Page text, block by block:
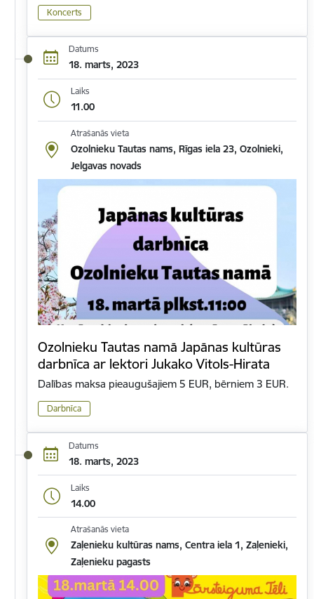
Koncerts
Datums
18. marts, 2023
Laiks
11.00
Atrašanās vieta
Ozolnieku Tautas nams, Rīgas iela 23, Ozolnieki,
Jelgavas novads
Ozolnieku Tautas namā Japānas kultūras
darbnīca ar lektori Jukako Vitols-Hirata
Dalības maksa pieaugušajiem 5 EUR, bērniem 3 EUR.
Darbnīca
Datums
18. marts, 2023
Laiks
14.00
Atrašanās vieta
Zaļenieku kultūras nams, Centra iela 1, Zaļenieki,
Zaļenieku pagasts